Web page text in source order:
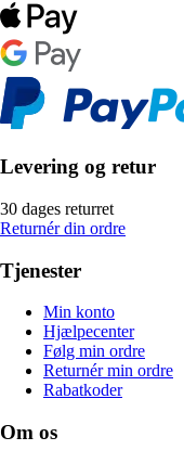
Levering og retur
30 dages returret
Returnér din ordre
Tjenester
Min konto
Hjælpecenter
Følg min ordre
Returnér min ordre
Rabatkoder
Om os